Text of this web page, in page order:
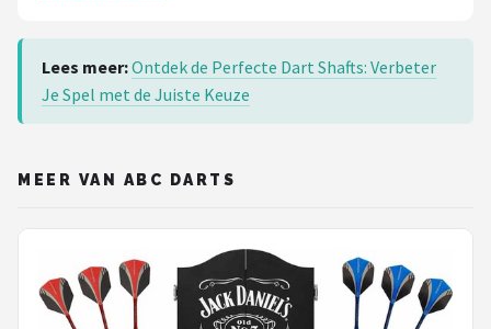
Lees meer:Ontdek de Perfecte Dart Shafts: Verbeter
Je Spel met de Juiste Keuze
MEER VAN ABC DARTS